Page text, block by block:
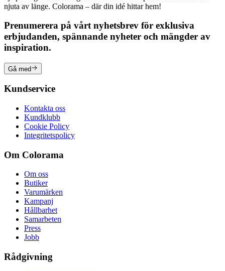
njuta av länge. Colorama – där din idé hittar hem!
Prenumerera på vårt nyhetsbrev för exklusiva
erbjudanden, spännande nyheter och mängder av
inspiration.
Gå med
Kundservice
Kontakta oss
Kundklubb
Cookie Policy
Integritetspolicy
Om Colorama
Om oss
Butiker
Varumärken
Kampanj
Hållbarhet
Samarbeten
Press
Jobb
Rådgivning